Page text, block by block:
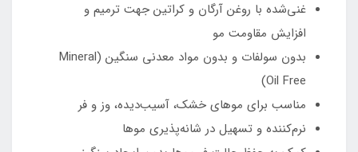
غنی‌شده با روغن آرگان و کراتین جهت ترمیم و
افزایش مقاومت مو
بدون سولفات و بدون مواد معدنی سنگین (Mineral
Oil Free)
مناسب برای موهای خشک، آسیب‌دیده، وز و فر
نرم‌کننده و تسهیل در شانه‌پذیری موها